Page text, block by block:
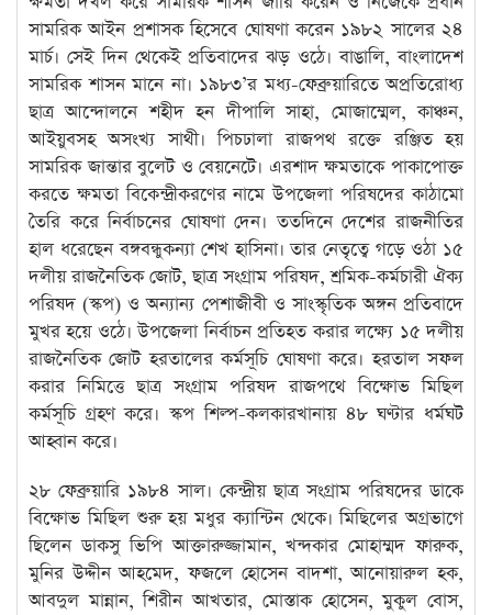
সামরিক আইন প্রশাসক হিসেবে ঘোষণা করেন ১৯৮২ সালের ২৪
মার্চ। সেই দিন থেকেই প্রতিবাদের ঝড় ওঠে। বাঙালি, বাংলাদেশ
সামরিক শাসন মানে না। ১৯৮৩’র মধ্য-ফেব্রুয়ারিতে অপ্রতিরোধ্য
ছাত্র আন্দোলনে শহীদ হন দীপালি সাহা, মোজাম্মেল, কাঞ্চন,
আইয়ুবসহ অসংখ্য সাথী। পিচঢালা রাজপথ রক্তে রঞ্জিত হয়
সামরিক জান্তার বুলেট ও বেয়নেটে। এরশাদ ক্ষমতাকে পাকাপোক্ত
করতে ক্ষমতা বিকেন্দ্রীকরণের নামে উপজেলা পরিষদের কাঠামো
তৈরি করে নির্বাচনের ঘোষণা দেন। ততদিনে দেশের রাজনীতির
হাল ধরেছেন বঙ্গবন্ধুকন্যা শেখ হাসিনা। তার নেতৃত্বে গড়ে ওঠা ১৫
দলীয় রাজনৈতিক জোট, ছাত্র সংগ্রাম পরিষদ, শ্রমিক-কর্মচারী ঐক্য
পরিষদ (স্কপ) ও অন্যান্য পেশাজীবী ও সাংস্কৃতিক অঙ্গন প্রতিবাদে
মুখর হয়ে ওঠে। উপজেলা নির্বাচন প্রতিহত করার লক্ষ্যে ১৫ দলীয়
রাজনৈতিক জোট হরতালের কর্মসূচি ঘোষণা করে। হরতাল সফল
করার নিমিত্তে ছাত্র সংগ্রাম পরিষদ রাজপথে বিক্ষোভ মিছিল
কর্মসূচি গ্রহণ করে। স্কপ শিল্প-কলকারখানায় ৪৮ ঘণ্টার ধর্মঘট
আহ্বান করে।
২৮ ফেব্রুয়ারি ১৯৮৪ সাল। কেন্দ্রীয় ছাত্র সংগ্রাম পরিষদের ডাকে
বিক্ষোভ মিছিল শুরু হয় মধুর ক্যান্টিন থেকে। মিছিলের অগ্রভাগে
ছিলেন ডাকসু ভিপি আক্তারুজ্জামান, খন্দকার মোহাম্মদ ফারুক,
মুনির উদ্দীন আহমেদ, ফজলে হোসেন বাদশা, আনোয়ারুল হক,
আবদুল মান্নান, শিরীন আখতার, মোস্তাক হোসেন, মুকুল বোস,